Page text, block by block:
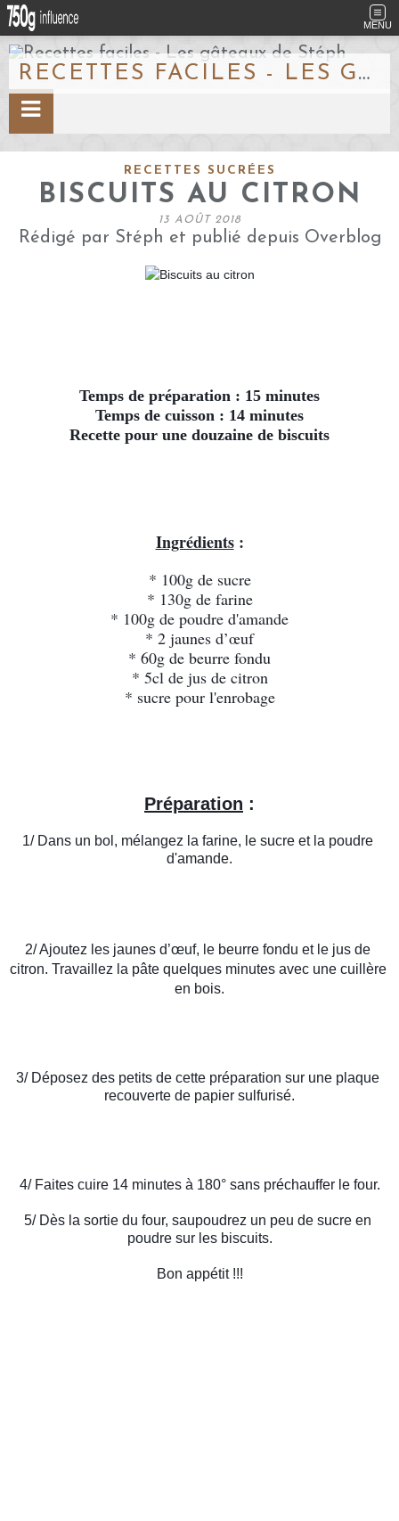
MENU
RECETTES FACILES - LES GÂTEAUX DE STÉPH
RECETTES SUCRÉES
BISCUITS AU CITRON
13 AOÛT 2018
Rédigé par Stéph et publié depuis Overblog
Temps de préparation : 15 minutes
Temps de cuisson : 14 minutes
Recette pour une douzaine de biscuits
Ingrédients :
* 100g de sucre
* 130g de farine
* 100g de poudre d'amande
* 2 jaunes d’œuf
* 60g de beurre fondu
* 5cl de jus de citron
* sucre pour l'enrobage
Préparation :
1/ Dans un bol, mélangez la farine, le sucre et la poudre
d'amande.
2/ Ajoutez les jaunes d’œuf, le beurre fondu et le jus de
citron. Travaillez la pâte quelques minutes avec une cuillère
en bois.
3/ Déposez des petits de cette préparation sur une plaque
recouverte de papier sulfurisé.
4/ Faites cuire 14 minutes à 180° sans préchauffer le four.
5/ Dès la sortie du four, saupoudrez un peu de sucre en
poudre sur les biscuits.
Bon appétit !!!